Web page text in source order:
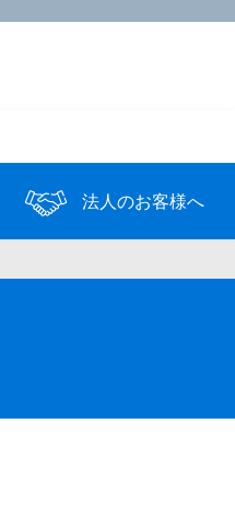
法人のお客様へ